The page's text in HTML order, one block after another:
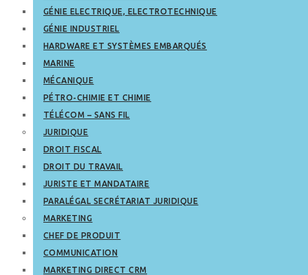
GÉNIE ELECTRIQUE, ELECTROTECHNIQUE
GÉNIE INDUSTRIEL
HARDWARE ET SYSTÈMES EMBARQUÉS
MARINE
MÉCANIQUE
PÉTRO-CHIMIE ET CHIMIE
TÉLÉCOM – SANS FIL
JURIDIQUE
DROIT FISCAL
DROIT DU TRAVAIL
JURISTE ET MANDATAIRE
PARALÉGAL SECRÉTARIAT JURIDIQUE
MARKETING
CHEF DE PRODUIT
COMMUNICATION
MARKETING DIRECT CRM